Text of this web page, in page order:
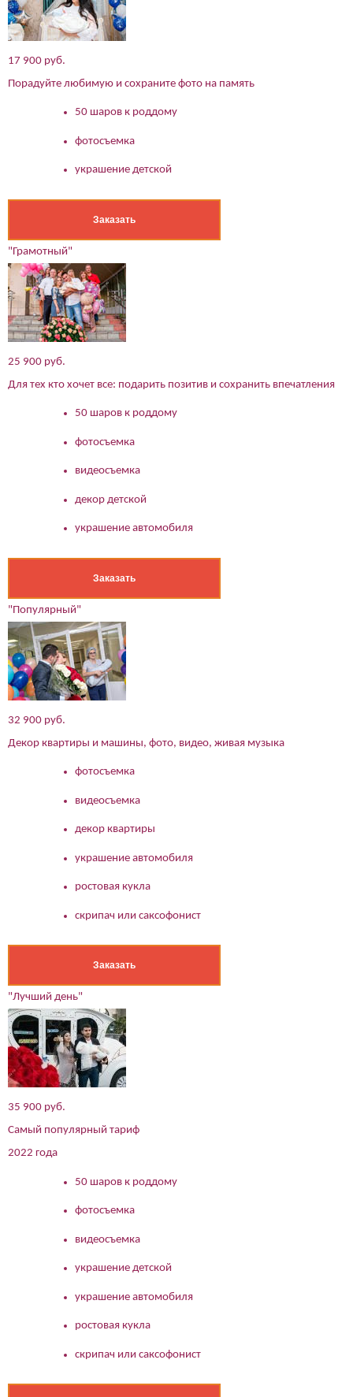
Подтверждаю свое согласие на обработку персональных
17 900 руб.
Порадуйте любимую и сохраните фото на память
50 шаров к роддому
фотосъемка
украшение детской
Заказать
"Грамотный"
25 900 руб.
Для тех кто хочет все: подарить позитив и сохранить впечатления
50 шаров к роддому
фотосъемка
видеосъемка
декор детской
украшение автомобиля
Заказать
"Популярный"
32 900 руб.
Декор квартиры и машины, фото, видео, живая музыка
фотосъемка
видеосъемка
декор квартиры
украшение автомобиля
ростовая кукла
скрипач или саксофонист
Заказать
"Лучший день"
35 900 руб.
Самый популярный тариф
2022 года
50 шаров к роддому
фотосъемка
видеосъемка
украшение детской
украшение автомобиля
ростовая кукла
скрипач или саксофонист